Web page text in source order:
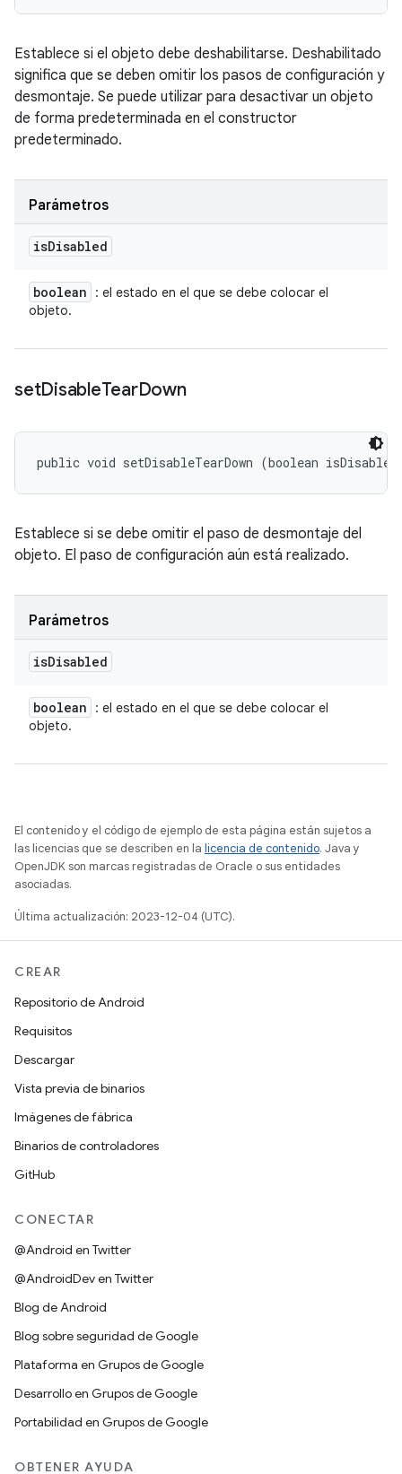
Establece si el objeto debe deshabilitarse. Deshabilitado
significa que se deben omitir los pasos de configuración y
desmontaje. Se puede utilizar para desactivar un objeto
de forma predeterminada en el constructor
predeterminado.
Parámetros
isDisabled
boolean
: el estado en el que se debe colocar el
objeto.
setDisableTearDown
public void setDisableTearDown (boolean
Establece si se debe omitir el paso de desmontaje del
objeto. El paso de configuración aún está realizado.
Parámetros
isDisabled
boolean
: el estado en el que se debe colocar el
objeto.
El contenido y el código de ejemplo de esta página están sujetos a
las licencias que se describen en la licencia de contenido. Java y
OpenJDK son marcas registradas de Oracle o sus entidades
asociadas.
Última actualización: 2023-12-04 (UTC).
CREAR
Repositorio de Android
Requisitos
Descargar
Vista previa de binarios
Imágenes de fábrica
Binarios de controladores
GitHub
CONECTAR
@Android en Twitter
@AndroidDev en Twitter
Blog de Android
Blog sobre seguridad de Google
Plataforma en Grupos de Google
Desarrollo en Grupos de Google
Portabilidad en Grupos de Google
OBTENER AYUDA